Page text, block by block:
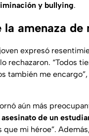
y bullying.
la amenaza de
expresó
rechazaron. “Todos
también me
aún más
asesinato de un
que mi héroe”.